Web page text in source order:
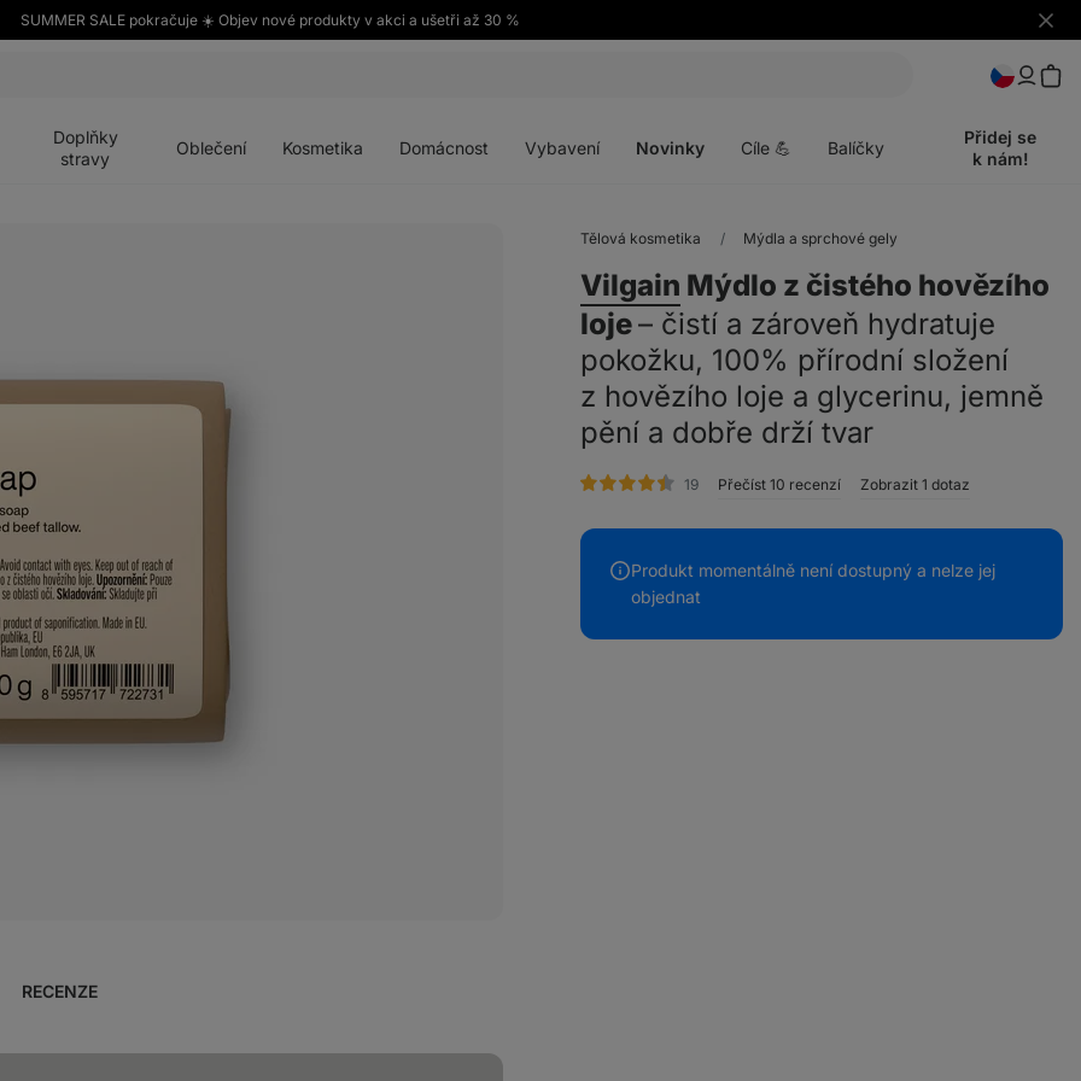
SUMMER SALE pokračuje ☀️ Objev nové produkty v akci a ušetři až 30 %
Skrýt
Doplňky
stravy
Oblečení Kosmetika Domácnost Vybavení Novinky Cíle 💪 Balíčky
Přidej se
k nám!
Tělová kosmetika Mýdla a sprchové gely
Vilgain Mýdlo z čistého hovězího
loje⁠–⁠ čistí a zároveň hydratuje
pokožku, 100% přírodní složení
z hovězího loje a glycerinu, jemně
pění a dobře drží tvar
19hodnocení
Přečíst 10 recenzí Zobrazit 1 dotaz
Produkt momentálně není dostupný a nelze jej
objednat
RECENZE